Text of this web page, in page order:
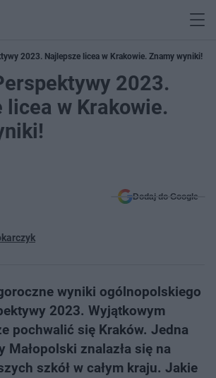
2023. Najlepsze licea w Krakowie. Znamy wyniki!
2023.
licea w Krakowie.
Dodaj do Google
wyniki ogólnopolskiego
2023. Wyjątkowym
pochwalić się Kraków. Jedna
Małopolski znalazła się na
szkół w całym kraju. Jakie